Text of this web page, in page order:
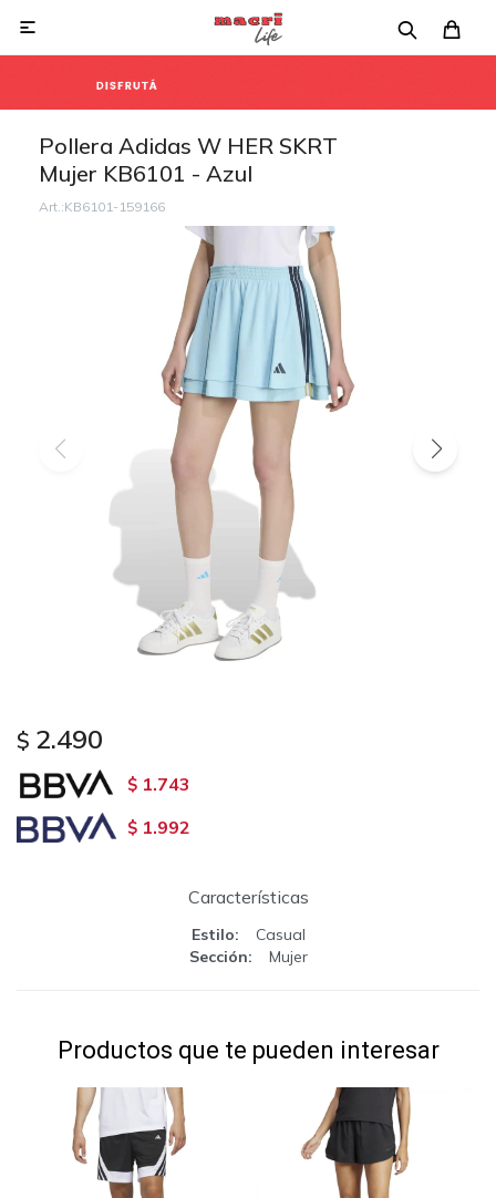

Pollera Adidas W HER SKRT
Mujer KB6101 - Azul
KB6101-159166
$ 2.490
$ 1.743
$ 1.992
Características
Estilo
Casual
Sección
Mujer
Productos que te pueden interesar